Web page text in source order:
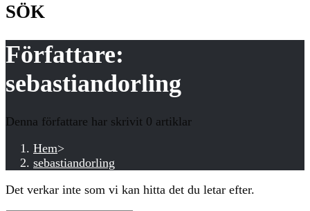
SÖK
Författare:
sebastiandorling
Denna författare har skrivit 0 artiklar
Hem>
sebastiandorling
Det verkar inte som vi kan hitta det du letar efter.